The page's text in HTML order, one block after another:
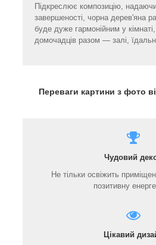
Підкреслює композицію,
завершеності, чорна дерев'яна
буде дуже гармонійним у
домочадців разом — залі,
Переваги картини з фото
Чудовий
Не тільки освіжить
позитивну
Цікавий